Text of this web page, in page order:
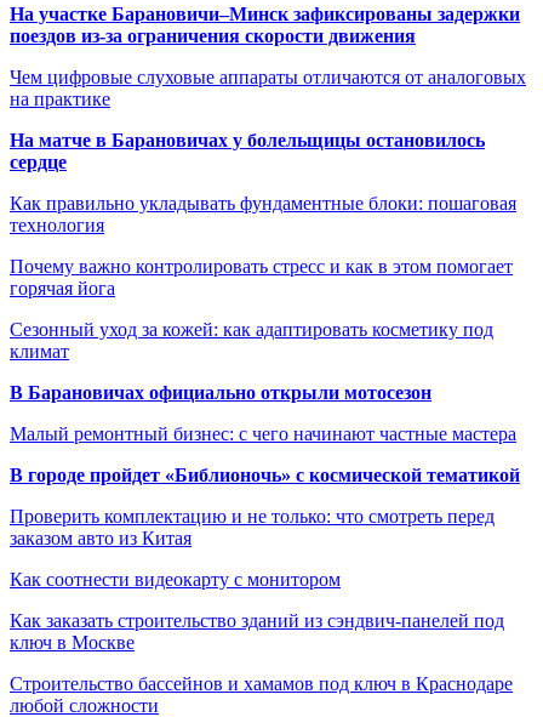
На участке Барановичи–Минск зафиксированы задержки
поездов из-за ограничения скорости движения
Чем цифровые слуховые аппараты отличаются от аналоговых
на практике
На матче в Барановичах у болельщицы остановилось
сердце
Как правильно укладывать фундаментные блоки: пошаговая
технология
Почему важно контролировать стресс и как в этом помогает
горячая йога
Сезонный уход за кожей: как адаптировать косметику под
климат
В Барановичах официально открыли мотосезон
Малый ремонтный бизнес: с чего начинают частные мастера
В городе пройдет «Библионочь» с космической тематикой
Проверить комплектацию и не только: что смотреть перед
заказом авто из Китая
Как соотнести видеокарту с монитором
Как заказать строительство зданий из сэндвич-панелей под
ключ в Москве
Строительство бассейнов и хамамов под ключ в Краснодаре
любой сложности